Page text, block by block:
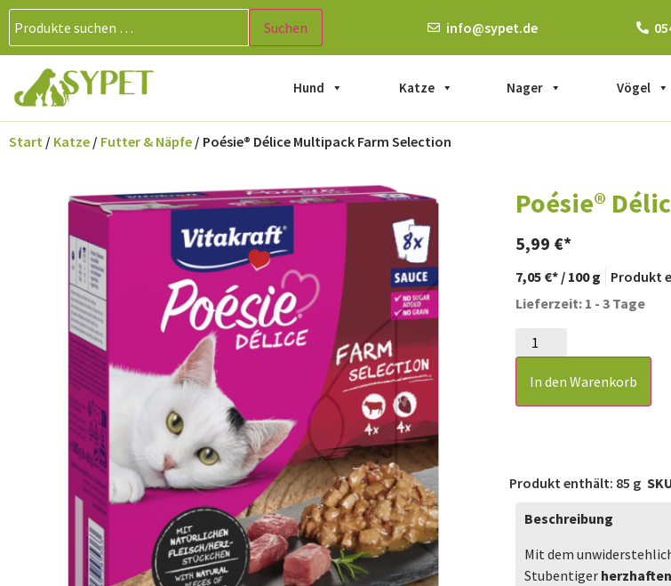
Suchen info@sypet.de
Hund Katze Nager Vögel
Start / Katze / Futter & Näpfe / Poésie® Délice Multipack Farm Selection
Poésie®
5,99 €
7,05 € / 100 g Produkt
Lieferzeit: 1 - 3 Tage
In den Warenkorb
Produkt enthält: 85 g
Beschreibung
Mit dem
Stubentiger